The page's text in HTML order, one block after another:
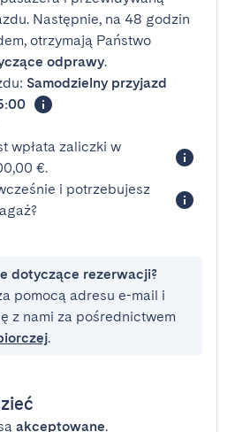
Następnie, na 48 godzin
otrzymają Państwo
odprawy.
Samodzielny przyjazd
wpłata zaliczki w
€.
i potrzebujesz
dotyczące rezerwacji?
pomocą adresu e-mail i
z nami za pośrednictwem
.
akceptowane.